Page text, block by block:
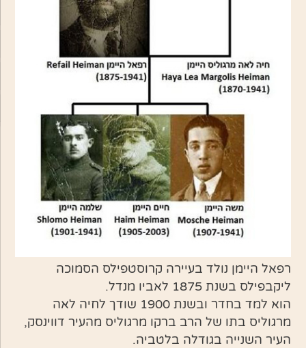
רפאל היימן נולד בעיירה קרוסטפילס הסמוכה
ליקבפילס בשנת 1875 לאביו מנדל.
הוא למד בחדר ובשנת 1900 שודך לחיה לאה
מרגוליס בתו של הרב ברקו מרגוליס מהעיר דווינסק,
העיר השנייה בגודלה בלטביה.